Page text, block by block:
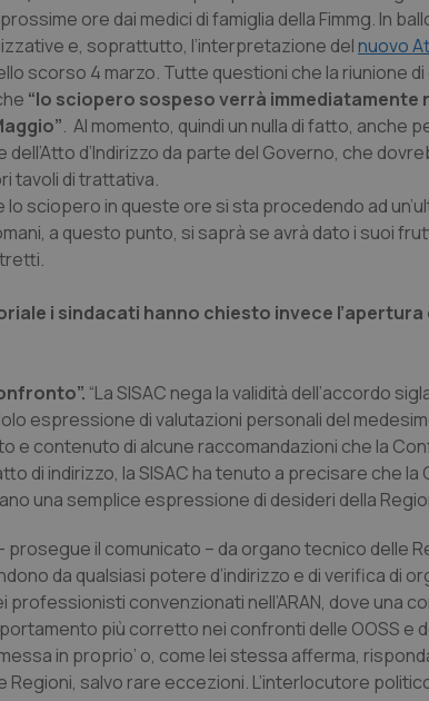
ore dai medici di famiglia della Fimmg. In
e, soprattutto, l’interpretazione delnuovo
scorso 4 marzo. Tutte questioni che la riunione
“lo sciopero sospeso verrà immediatamente
. Al momento, quindi un nulla di fatto, anche
d’Indirizzo da parte del Governo, che
tavoli di trattativa.
sciopero in queste ore si sta procedendo ad
a questo punto, si saprà se avrà dato i suoi
i sindacati hanno chiesto invece
“La SISAC nega la validità dell’accordo
espressione di valutazioni personali del
e contenuto di alcune raccomandazioni che la
di indirizzo, la SISAC ha tenuto a precisare che
una semplice espressione di desideri della
prosegue il comunicato – da organo tecnico delle
da qualsiasi potere d’indirizzo e di verifica di
convenzionati nell’ARAN, dove una
più corretto nei confronti delle OOSS e
in proprio’ o, come lei stessa afferma,
salvo rare eccezioni. L’interlocutore